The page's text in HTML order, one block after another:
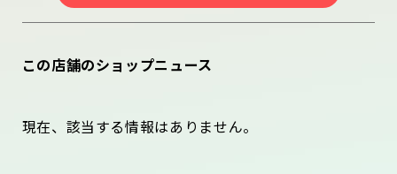
この店舗のショップニュース
現在、該当する情報はありません。